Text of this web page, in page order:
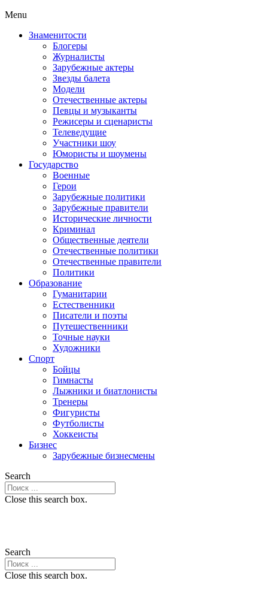
Menu
Знаменитости
Блогеры
Журналисты
Зарубежные актеры
Звезды балета
Модели
Отечественные актеры
Певцы и музыканты
Режисеры и сценаристы
Телеведущие
Участники шоу
Юмористы и шоумены
Государство
Военные
Герои
Зарубежные политики
Зарубежные правители
Исторические личности
Криминал
Общественные деятели
Отечественные политики
Отечественные правители
Политики
Образование
Гуманитарии
Естественники
Писатели и поэты
Путешественники
Точные науки
Художники
Спорт
Бойцы
Гимнасты
Лыжники и биатлонисты
Тренеры
Фигуристы
Футболисты
Хоккеисты
Бизнес
Зарубежные бизнесмены
Search
Close this search box.
Search
Close this search box.